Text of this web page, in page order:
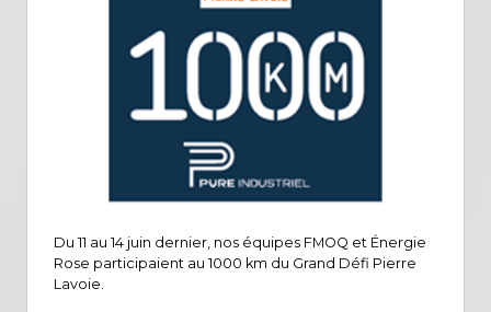
Du 11 au 14 juin dernier, nos équipes FMOQ et Énergie
Rose participaient au 1000 km du Grand Défi Pierre
Lavoie.